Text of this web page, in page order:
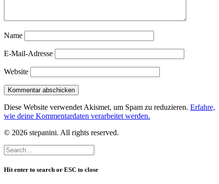
Name
E-Mail-Adresse
Website
Diese Website verwendet Akismet, um Spam zu reduzieren. Erfahre,
wie deine Kommentardaten verarbeitet werden.
© 2026 stepanini. All rights reserved.
Hit enter to search or ESC to close